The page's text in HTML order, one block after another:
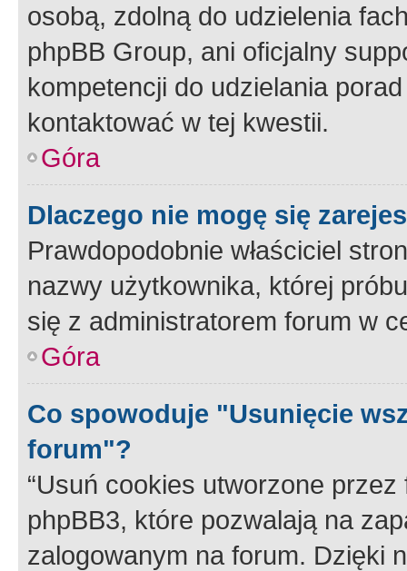
osobą, zdolną do udzielenia
phpBB Group, ani oficjalny
kompetencji do udzielania
kontaktować w tej kwestii.
Góra
Dlaczego nie mogę się
Prawdopodobnie właściciel
nazwy użytkownika, której
się z administratorem forum w
Góra
Co spowoduje "Usunięcie
forum"?
“Usuń cookies utworzone
phpBB3, które pozwalają na
zalogowanym na forum. Dzięki